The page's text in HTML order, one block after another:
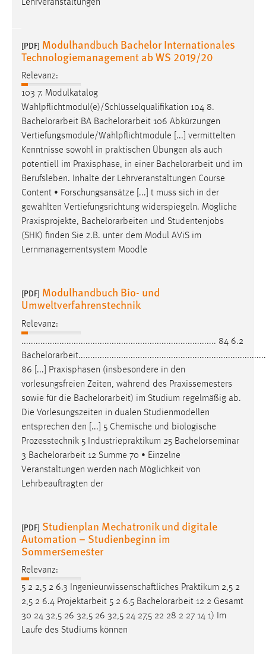
Lehrveranstaltungen
[PDF] Modulhandbuch Bachelor Internationales
Technologiemanagement ab WS 2019/20
Relevanz:
103 7. Modulkatalog
Wahlpflichtmodul(e)/Schlüsselqualifikation 104 8.
Bachelorarbeit BA Bachelorarbeit 106 Abkürzungen
Vertiefungsmodule/Wahlpflichtmodule [...] vermittelten
Kenntnisse sowohl in praktischen Übungen als auch
potentiell im Praxisphase, in einer Bachelorarbeit und im
Berufsleben. Inhalte der Lehrveranstaltungen Course
Content • Forschungsansätze [...] t muss sich in der
gewählten Vertiefungsrichtung widerspiegeln. Mögliche
Praxisprojekte, Bachelorarbeiten und Studentenjobs
(SHK) finden Sie z.B. unter dem Modul AViS im
Lernmanagementsystem Moodle
[PDF] Modulhandbuch Bio- und
Umweltverfahrenstechnik
Relevanz:
.................................................................................. 84 6.2
Bachelorarbeit
86 [...] Praxisphasen (insbesondere in den
vorlesungsfreien Zeiten, während des Praxissemesters
sowie für die Bachelorarbeit) im Studium regelmäßig ab.
Die Vorlesungszeiten in dualen Studienmodellen
entsprechen den [...] 5 Chemische und biologische
Prozesstechnik 5 Industriepraktikum 25 Bachelorseminar
3 Bachelorarbeit 12 Summe 70 • Einzelne
Veranstaltungen werden nach Möglichkeit von
Lehrbeauftragten der
[PDF] Studienplan Mechatronik und digitale
Automation – Studienbeginn im
Sommersemester
Relevanz:
5 2 2,5 2 6.3 Ingenieurwissenschaftliches Praktikum 2,5 2
2,5 2 6.4 Projektarbeit 5 2 6.5 Bachelorarbeit 12 2 Gesamt
30 24 32,5 26 32,5 26 32,5 24 27,5 22 28 2 27 14 1) Im
Laufe des Studiums können
EXTERNE MEDIEN
externen Medien Cookies gesetzt.
YouTube
Vimeo